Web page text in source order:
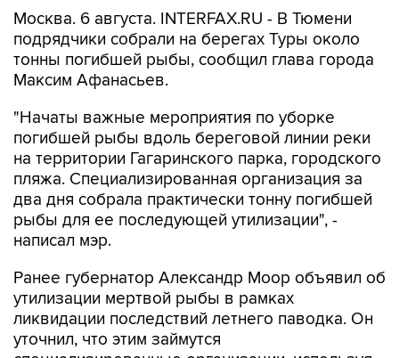
Москва. 6 августа. INTERFAX.RU - В Тюмени
подрядчики собрали на берегах Туры около
тонны погибшей рыбы, сообщил глава города
Максим Афанасьев.
"Начаты важные мероприятия по уборке
погибшей рыбы вдоль береговой линии реки
на территории Гагаринского парка, городского
пляжа. Специализированная организация за
два дня собрала практически тонну погибшей
рыбы для ее последующей утилизации", -
написал мэр.
Ранее губернатор Александр Моор объявил об
утилизации мертвой рыбы в рамках
ликвидации последствий летнего паводка. Он
уточнил, что этим займутся